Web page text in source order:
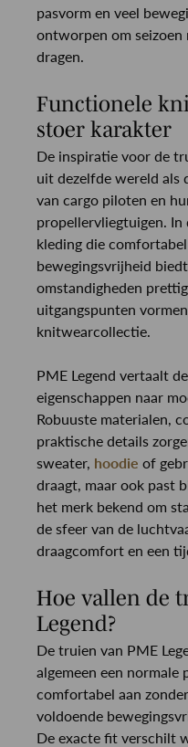
pasvorm en veel
ontworpen om seizoen
dragen.
Functionele
stoer karakter
De inspiratie voor de
uit dezelfde wereld als
van cargo piloten en
propellervliegtuigen.
kleding die
bewegingsvrijheid
omstandigheden
uitgangspunten
knitwearcollectie.
PME Legend vertaalt
eigenschappen naar
Robuuste materialen,
praktische details
sweater, hoodie of
draagt, maar ook past
het merk bekend om
de sfeer van de
draagcomfort en een
Hoe vallen de
Legend?
De truien van PME
algemeen een normale
comfortabel aan
voldoende
De exacte fit verschilt